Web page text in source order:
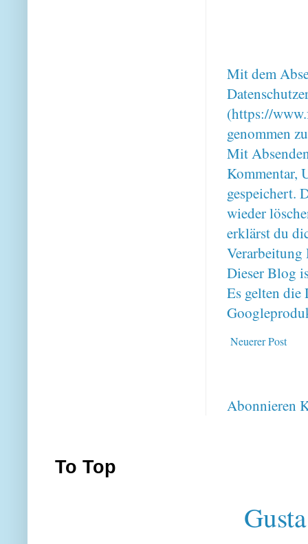
Mit dem
(https://
genommen
Mit
Kommentar,
gespeichert.
wieder
erklärst du
Verarbeitung
Dieser Blog
Es gelten
Neuerer Post
Abonnieren
To Top